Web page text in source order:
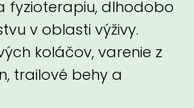
fyzioterapiu, dlhodobo
v oblasti výživy.
koláčov, varenie z
trailové behy a